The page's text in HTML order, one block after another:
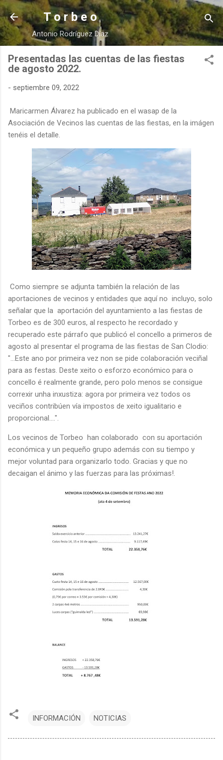
Ir al contenido principal
T o r b e o
Antonio Rodríguez Díaz
Presentadas las cuentas de las fiestas
de agosto 2022.
- septiembre 09, 2022
Maricarmen Álvarez ha publicado en el wasap de la
Asociación de Vecinos las cuentas de las fiestas, en la imágen
tenéis el detalle.
Como siempre se adjunta también la relación de las
aportaciones de vecinos y entidades que aquí no incluyo, solo
señalar que la aportación del ayuntamiento a las fiestas de
Torbeo es de 300 euros, al respecto he recordado y
recuperado este párrafo que publicó el concello a primeros de
agosto al presentar el programa de las fiestas de San Clodio:
"...Este ano por primeira vez non se pide colaboración veciñal
para as festas. Deste xeito o esforzo económico para o
concello é realmente grande, pero polo menos se consigue
correxir unha inxustiza: agora por primeira vez todos os
veciños contribúen vía impostos de xeito igualitario e
proporcional....".
Los vecinos de Torbeo han colaborado con su aportación
económica y un pequeño grupo además con su tiempo y
mejor voluntad para organizarlo todo. Gracias y que no
decaigan el ánimo y las fuerzas para las próximas!.
INFORMACIÓN NOTICIAS